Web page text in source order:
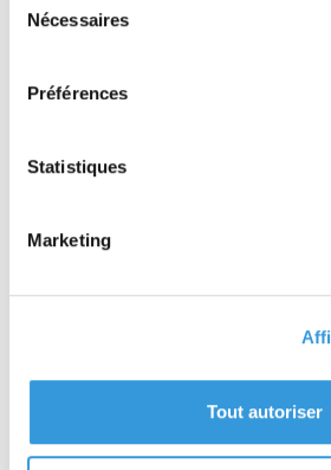
Nécessaires
Préférences
Statistiques
Marketing
Tout autoriser
Plus aucun remboursement ne sera
- Notre bibliothèque est indisponible
- Les formats numériques présentent
Format numérique, un compte = un
Cette option n'est possible
format numérique. Elle ne peut